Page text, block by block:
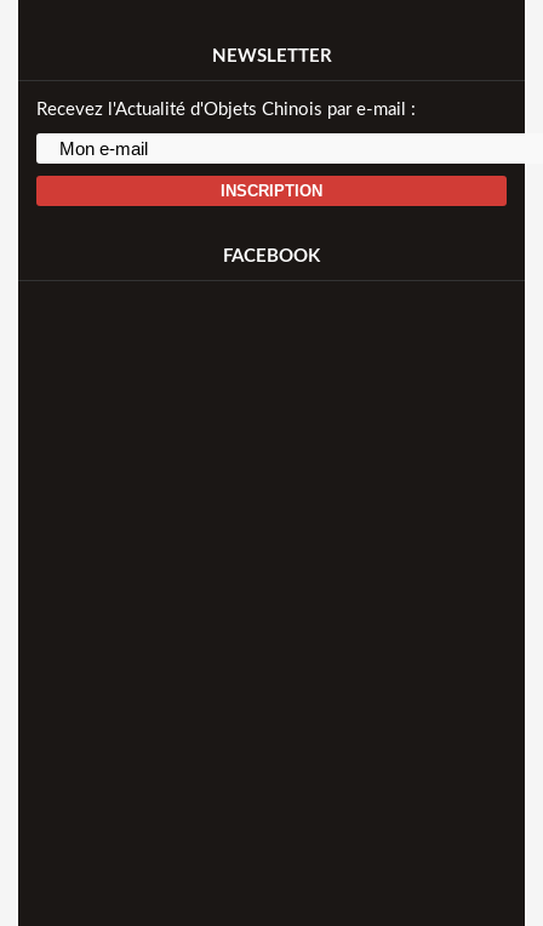
NEWSLETTER
Recevez l'Actualité d'Objets Chinois par e-mail :
INSCRIPTION
FACEBOOK